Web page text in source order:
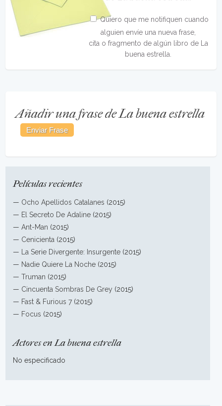
Quiero que me notifiquen cuando
alguien envíe una nueva frase,
cita o fragmento de algún libro de La
buena estrella.
Añadir una frase de La buena estrella
Películas recientes
— Ocho Apellidos Catalanes (2015)
— El Secreto De Adaline (2015)
—Ant-Man (2015)
— Cenicienta (2015)
—
La Serie Divergente: Insurgente (2015)
— Nadie Quiere La Noche (2015)
—Truman (2015)
— Cincuenta Sombras De Grey (2015)
— Fast & Furious 7 (2015)
— Focus (2015)
Actores en La buena estrella
No especificado